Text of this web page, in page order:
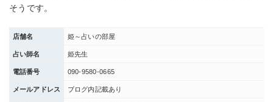
そうです。
店舗名 姫～占いの部屋
占い師名 姫先生
電話番号 090-9580‐0665
メールアドレス ブログ内記載あり